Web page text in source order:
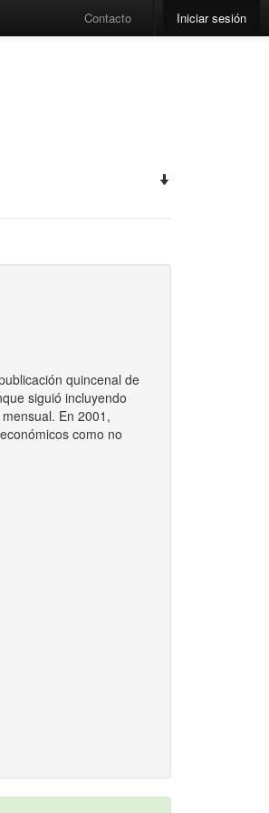
Contacto Iniciar sesión
quincenal de
siguió incluyendo
En 2001,
como no